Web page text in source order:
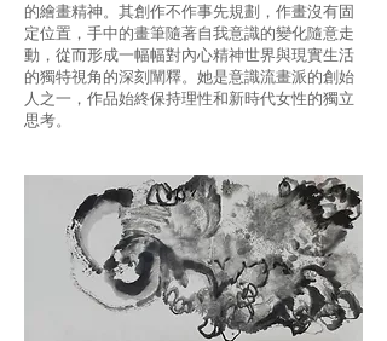
的繪畫精神。其創作不作事先規劃，作畫沒有固
定位置，手中的畫筆隨著自我意識的變化隨意走
動，從而形成一幅幅對內心精神世界與現實生活
的獨特視角的深刻闡釋。她是意識流畫派的創始
人之一，作品始終保持理性和新時代女性的獨立
思考。